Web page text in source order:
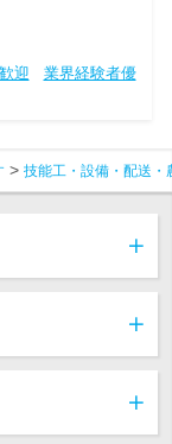
迎
業界経験者優
技能工・設備・配送・